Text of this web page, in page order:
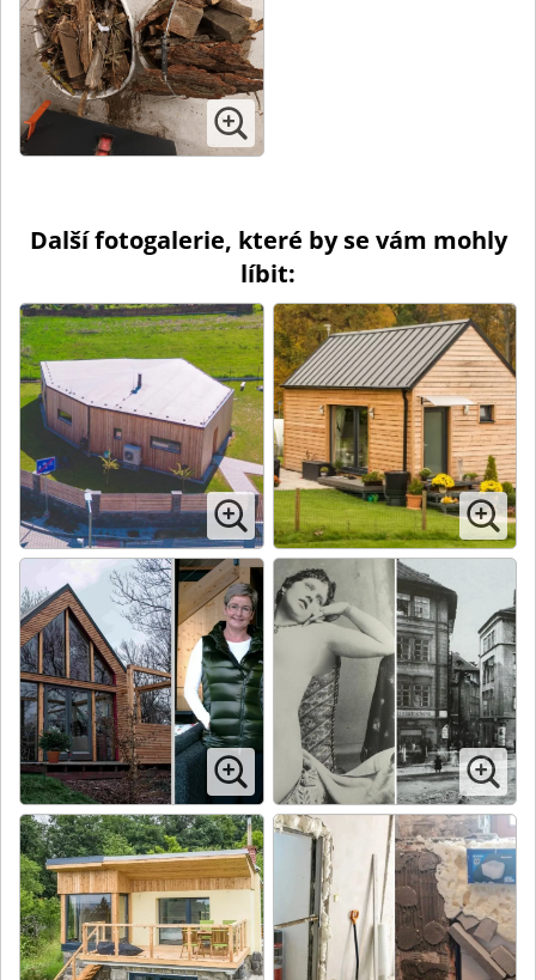
Další fotogalerie, které by se vám mohly
líbit: